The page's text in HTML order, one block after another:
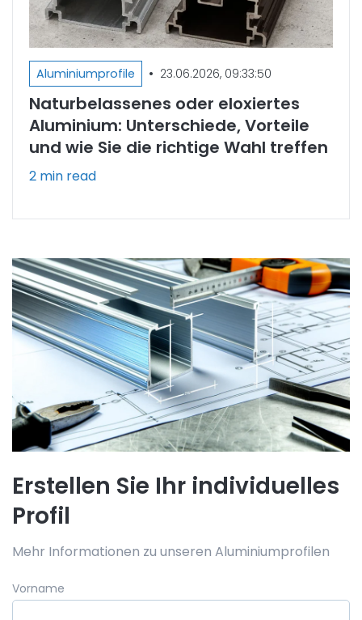
Aluminiumprofile • 23.06.2026, 09:33:50
Naturbelassenes oder eloxiertes
Aluminium: Unterschiede, Vorteile
und wie Sie die richtige Wahl treffen
2 min read
Erstellen Sie Ihr individuelles
Profil
Mehr Informationen zu unseren Aluminiumprofilen
Vorname